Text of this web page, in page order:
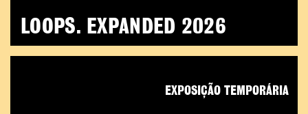
LOOPS. EXPANDED 2026
EXPOSIÇÃO TEMPORÁRIA